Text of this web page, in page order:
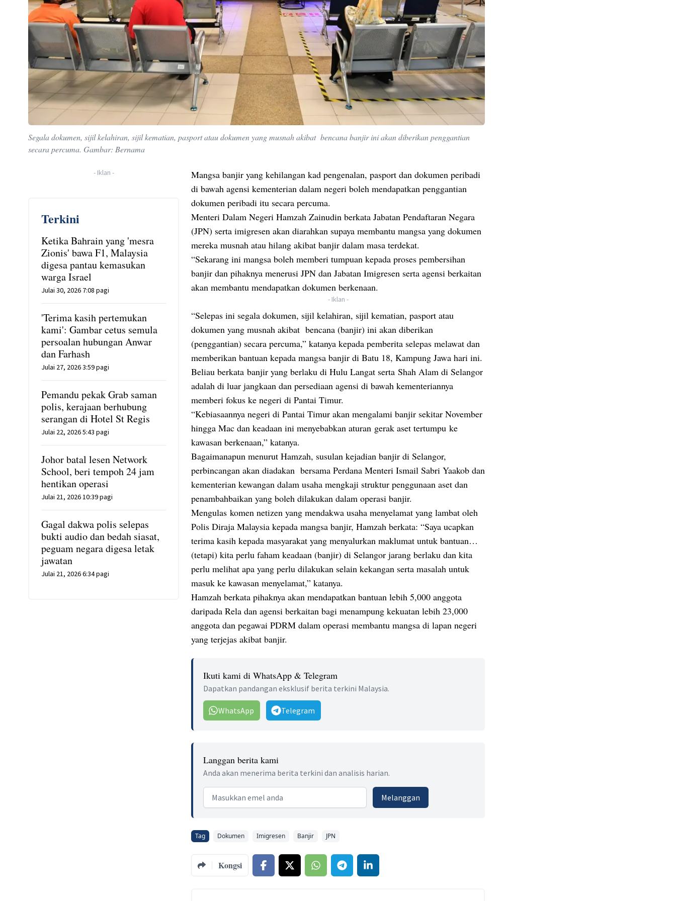
Segala dokumen, sijil kelahiran, sijil kematian, pasport atau dokumen yang musnah akibat bencana banjir ini akan diberikan penggantian
secara percuma. Gambar: Bernama
- Iklan -
Terkini
Ketika Bahrain yang 'mesra
Zionis' bawa F1, Malaysia
digesa pantau kemasukan
warga Israel
Julai 30, 2026 7:08 pagi
'Terima kasih pertemukan
kami': Gambar cetus semula
persoalan hubungan Anwar
dan Farhash
Julai 27, 2026 3:59 pagi
Pemandu pekak Grab saman
polis, kerajaan berhubung
serangan di Hotel St Regis
Julai 22, 2026 5:43 pagi
Johor batal lesen Network
School, beri tempoh 24 jam
hentikan operasi
Julai 21, 2026 10:39 pagi
Gagal dakwa polis selepas
bukti audio dan bedah siasat,
peguam negara digesa letak
jawatan
Julai 21, 2026 6:34 pagi
Mangsa banjir yang kehilangan kad pengenalan, pasport dan dokumen peribadi
di bawah agensi kementerian dalam negeri boleh mendapatkan penggantian
dokumen peribadi itu secara percuma.
Menteri Dalam Negeri Hamzah Zainudin berkata Jabatan Pendaftaran Negara
(JPN) serta imigresen akan diarahkan supaya membantu mangsa yang dokumen
mereka musnah atau hilang akibat banjir dalam masa terdekat.
“Sekarang ini mangsa boleh memberi tumpuan kepada proses pembersihan
banjir dan pihaknya menerusi JPN dan Jabatan Imigresen serta agensi berkaitan
akan membantu mendapatkan dokumen berkenaan.
- Iklan -
“Selepas ini segala dokumen, sijil kelahiran, sijil kematian, pasport atau
dokumen yang musnah akibat bencana (banjir) ini akan diberikan
(penggantian) secara percuma,” katanya kepada pemberita selepas melawat dan
memberikan bantuan kepada mangsa banjir di Batu 18, Kampung Jawa hari ini.
Beliau berkata banjir yang berlaku di Hulu Langat serta Shah Alam di Selangor
adalah di luar jangkaan dan persediaan agensi di bawah kementeriannya
memberi fokus ke negeri di Pantai Timur.
“Kebiasaannya negeri di Pantai Timur akan mengalami banjir sekitar November
hingga Mac dan keadaan ini menyebabkan aturan gerak aset tertumpu ke
kawasan berkenaan,” katanya.
Bagaimanapun menurut Hamzah, susulan kejadian banjir di Selangor,
perbincangan akan diadakan bersama Perdana Menteri Ismail Sabri Yaakob dan
kementerian kewangan dalam usaha mengkaji struktur penggunaan aset dan
penambahbaikan yang boleh dilakukan dalam operasi banjir.
Mengulas komen netizen yang mendakwa usaha menyelamat yang lambat oleh
Polis Diraja Malaysia kepada mangsa banjir, Hamzah berkata: “Saya ucapkan
terima kasih kepada masyarakat yang menyalurkan maklumat untuk bantuan…
(tetapi) kita perlu faham keadaan (banjir) di Selangor jarang berlaku dan kita
perlu melihat apa yang perlu dilakukan selain kekangan serta masalah untuk
masuk ke kawasan menyelamat,” katanya.
Hamzah berkata pihaknya akan mendapatkan bantuan lebih 5,000 anggota
daripada Rela dan agensi berkaitan bagi menampung kekuatan lebih 23,000
anggota dan pegawai PDRM dalam operasi membantu mangsa di lapan negeri
yang terjejas akibat banjir.
Ikuti kami di WhatsApp & Telegram
Dapatkan pandangan eksklusif berita terkini Malaysia.
WhatsApp Telegram
Langgan berita kami
Anda akan menerima berita terkini dan analisis harian.
Email address Melanggan
Tag Dokumen Imigresen Banjir JPN
Kongsi